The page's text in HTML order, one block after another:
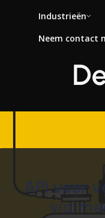
Industrieën
Neem contact
API voor
via